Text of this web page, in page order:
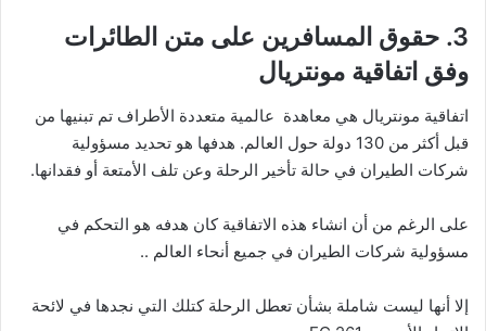
3. حقوق المسافرين على متن الطائرات
وفق اتفاقية مونتريال
اتفاقية مونتريال هي معاهدة عالمية متعددة الأطراف تم تبنيها من
قبل أكثر من 130 دولة حول العالم. هدفها هو تحديد مسؤولية
شركات الطيران في حالة تأخير الرحلة وعن تلف الأمتعة أو فقدانها.
على الرغم من أن انشاء هذه الاتفاقية كان هدفه هو التحكم في
مسؤولية شركات الطيران في جميع أنحاء العالم ..
إلا أنها ليست شاملة بشأن تعطل الرحلة كتلك التي نجدها في لائحة